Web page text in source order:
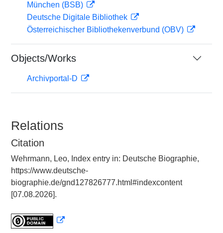
München (BSB)
Deutsche Digitale Bibliothek
Österreichischer Bibliothekenverbund (OBV)
Objects/Works
Archivportal-D
Relations
Citation
Wehrmann, Leo, Index entry in: Deutsche Biographie,
https://www.deutsche-
biographie.de/gnd127826777.html#indexcontent
[07.08.2026].